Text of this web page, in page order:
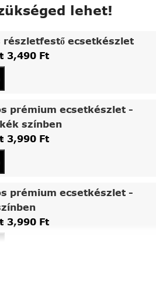
lehet!
részletfestő ecsetkészlet
3,490 Ft
prémium ecsetkészlet -
színben
3,990 Ft
prémium ecsetkészlet -
3,990 Ft
festőállvány